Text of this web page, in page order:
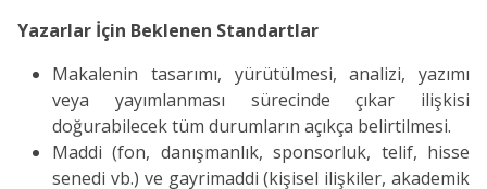
Yazarlar İçin Beklenen Standartlar
Makalenin tasarımı, yürütülmesi, analizi, yazımı
veya yayımlanması sürecinde çıkar ilişkisi
doğurabilecek tüm durumların açıkça belirtilmesi.
Maddi (fon, danışmanlık, sponsorluk, telif, hisse
senedi vb.) ve gayrimaddi (kişisel ilişkiler, akademik